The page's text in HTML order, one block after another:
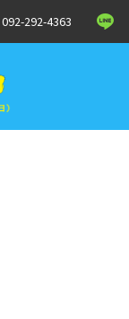
092-292-4363